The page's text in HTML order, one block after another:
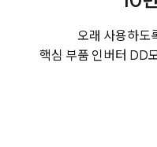
오래 사용하도
핵심 부품 인버터 DD